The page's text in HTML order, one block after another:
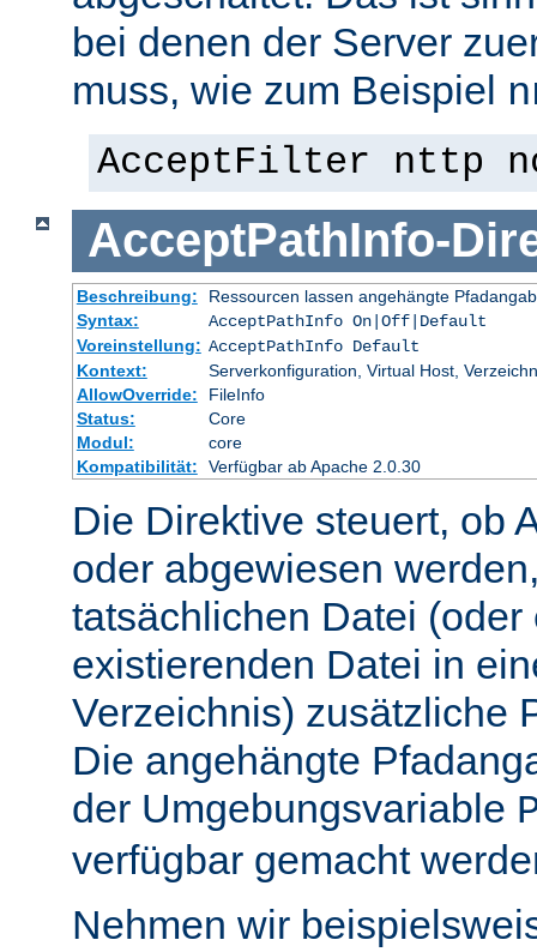
bei denen der Server
muss, wie zum Beispiel
AcceptFilter nttp
AcceptPathInfo-
Beschreibung:
Ressourcen lassen angehängte
Syntax:
AcceptPathInfo On|Off|Default
Voreinstellung: AcceptPathInfo Default
Kontext:
Serverkonfiguration, Virtual Host,
AllowOverride:
FileInfo
Status:
Core
Modul:
core
Kompatibilität:
Verfügbar ab Apache 2.0.30
Die Direktive steuert, ob
oder abgewiesen
tatsächlichen Datei (oder
existierenden Datei in
Verzeichnis) zusätzliche
Die angehängte
der Umgebungsvariable
verfügbar gemacht
Nehmen wir